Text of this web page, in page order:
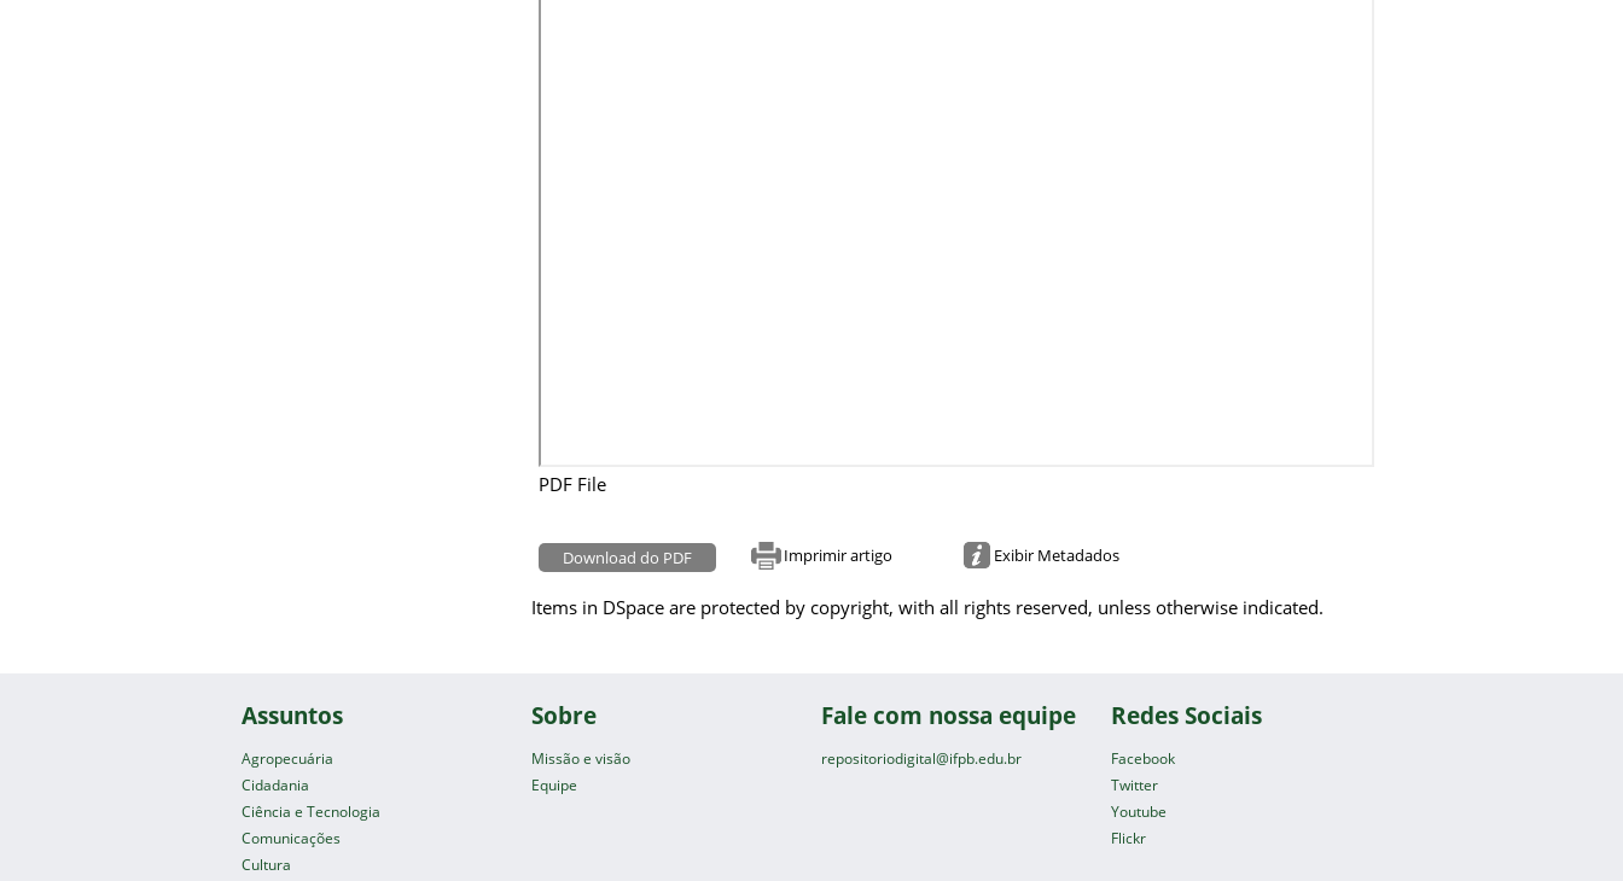
PDF File
Download do PDF Imprimir artigo Exibir Metadados
Items in DSpace are protected by copyright, with all rights reserved, unless otherwise indicated.
Assuntos
Agropecuária
Cidadania
Ciência e Tecnologia
Comunicações
Cultura
Sobre
Missão e visão
Equipe
Fale com nossa equipe
repositoriodigital@ifpb.edu.br
Redes Sociais
Facebook
Twitter
Youtube
Flickr